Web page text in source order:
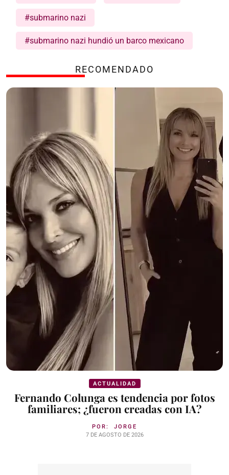
#submarino nazi
#submarino nazi hundió un barco mexicano
RECOMENDADO
ACTUALIDAD
Fernando Colunga es tendencia por fotos
familiares; ¿fueron creadas con IA?
POR: JORGE
7 DE AGOSTO DE 2026